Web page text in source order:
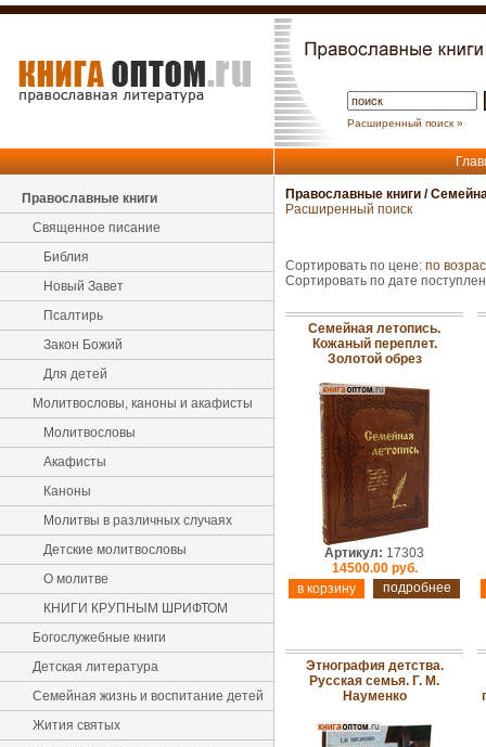
Расширенный поиск »
Православные книги
Священное писание
Библия
Новый Завет
Псалтирь
Закон Божий
Для детей
Молитвословы, каноны и акафисты
Молитвословы
Акафисты
Каноны
Молитвы в различных случаях
Детские молитвословы
О молитве
КНИГИ КРУПНЫМ ШРИФТОМ
Богослужебные книги
Детская литература
Семейная жизнь и воспитание детей
Жития святых
Православные книги /
Расширенный поиск
Сортировать по цене: по
Сортировать по дате
Семейная летопись.
Кожаный переплет.
Золотой обрез
Артикул: 17303
14500.00 руб.
подробнее
Этнография детства.
Русская семья. Г. М.
Науменко